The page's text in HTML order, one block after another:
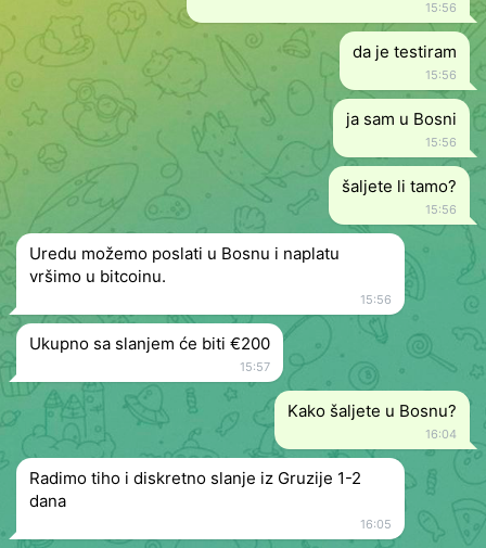
15:56
da je testiram
15:56
ja sam u Bosni
15:56
šaljete li tamo?
15:56
Uredu možemo poslati u Bosnu i naplatu
vršimo u bitcoinu.
15:56
Ukupno sa slanjem će biti €200
15:57
Kako šaljete u Bosnu?
16:04
Radimo tiho i diskretno slanje iz Gruzije 1-2
dana
16:05